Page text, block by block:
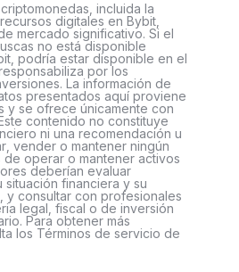
incluida la
digitales en Bybit,
mercado significativo. Si el
no está disponible
podría estar disponible en el
por los
La información de
presentados aquí proviene
y se ofrece únicamente con
contenido no constituye
ni una recomendación u
vender o mantener ningún
de operar o mantener activos
deberían evaluar
situación financiera y su
y consultar con profesionales
legal, fiscal o de inversión
Para obtener más
los Términos de servicio de